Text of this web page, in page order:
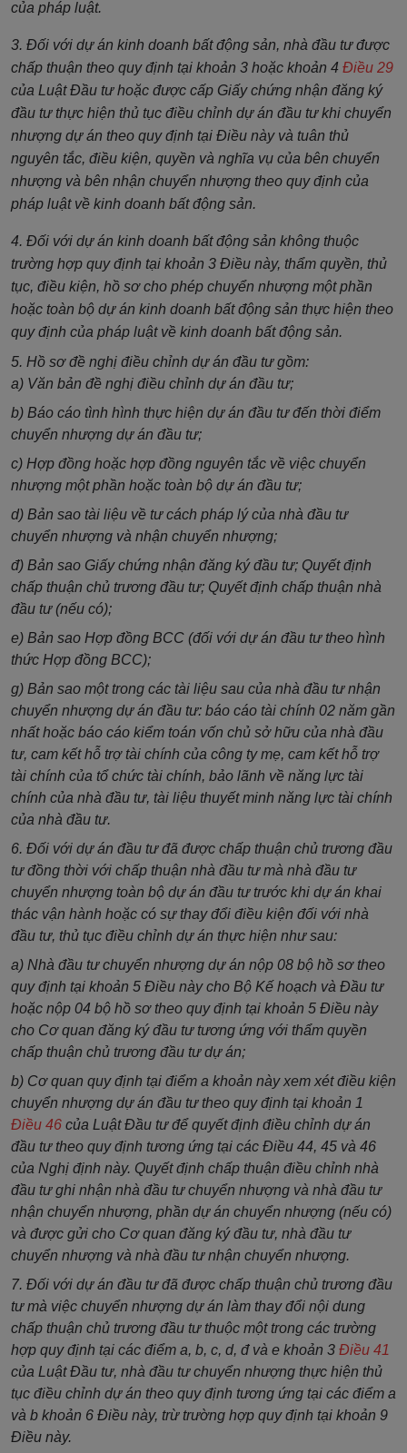
của pháp luật.
3. Đối với dự án kinh doanh bất động sản, nhà đầu tư được
chấp thuận theo quy định tại khoản 3 hoặc khoản 4 Điều 29
của Luật Đầu tư hoặc được cấp Giấy chứng nhận đăng ký
đầu tư thực hiện thủ tục điều chỉnh dự án đầu tư khi chuyển
nhượng dự án theo quy định tại Điều này và tuân thủ
nguyên tắc, điều kiện, quyền và nghĩa vụ của bên chuyển
nhượng và bên nhận chuyển nhượng theo quy định của
pháp luật về kinh doanh bất động sản.
4. Đối với dự án kinh doanh bất động sản không thuộc
trường hợp quy định tại khoản 3 Điều này, thẩm quyền, thủ
tục, điều kiện, hồ sơ cho phép chuyển nhượng một phần
hoặc toàn bộ dự án kinh doanh bất động sản thực hiện theo
quy định của pháp luật về kinh doanh bất động sản.
5. Hồ sơ đề nghị điều chỉnh dự án đầu tư gồm:
a) Văn bản đề nghị điều chỉnh dự án đầu tư;
b) Báo cáo tình hình thực hiện dự án đầu tư đến thời điểm
chuyển nhượng dự án đầu tư;
c) Hợp đồng hoặc hợp đồng nguyên tắc về việc chuyển
nhượng một phần hoặc toàn bộ dự án đầu tư;
d) Bản sao tài liệu về tư cách pháp lý của nhà đầu tư
chuyển nhượng và nhận chuyển nhượng;
đ) Bản sao Giấy chứng nhận đăng ký đầu tư; Quyết định
chấp thuận chủ trương đầu tư; Quyết định chấp thuận nhà
đầu tư (nếu có);
e) Bản sao Hợp đồng BCC (đối với dự án đầu tư theo hình
thức Hợp đồng BCC);
g) Bản sao một trong các tài liệu sau của nhà đầu tư nhận
chuyển nhượng dự án đầu tư: báo cáo tài chính 02 năm gần
nhất hoặc báo cáo kiểm toán vốn chủ sở hữu của nhà đầu
tư, cam kết hỗ trợ tài chính của công ty mẹ, cam kết hỗ trợ
tài chính của tổ chức tài chính, bảo lãnh về năng lực tài
chính của nhà đầu tư, tài liệu thuyết minh năng lực tài chính
của nhà đầu tư.
6. Đối với dự án đầu tư đã được chấp thuận chủ trương đầu
tư đồng thời với chấp thuận nhà đầu tư mà nhà đầu tư
chuyển nhượng toàn bộ dự án đầu tư trước khi dự án khai
thác vận hành hoặc có sự thay đổi điều kiện đối với nhà
đầu tư, thủ tục điều chỉnh dự án thực hiện như sau:
a) Nhà đầu tư chuyển nhượng dự án nộp 08 bộ hồ sơ theo
quy định tại khoản 5 Điều này cho Bộ Kế hoạch và Đầu tư
hoặc nộp 04 bộ hồ sơ theo quy định tại khoản 5 Điều này
cho Cơ quan đăng ký đầu tư tương ứng với thẩm quyền
chấp thuận chủ trương đầu tư dự án;
b) Cơ quan quy định tại điểm a khoản này xem xét điều kiện
chuyển nhượng dự án đầu tư theo quy định tại khoản 1
Điều 46 của Luật Đầu tư để quyết định điều chỉnh dự án
đầu tư theo quy định tương ứng tại các Điều 44, 45 và 46
của Nghị định này. Quyết định chấp thuận điều chỉnh nhà
đầu tư ghi nhận nhà đầu tư chuyển nhượng và nhà đầu tư
nhận chuyển nhượng, phần dự án chuyển nhượng (nếu có)
và được gửi cho Cơ quan đăng ký đầu tư, nhà đầu tư
chuyển nhượng và nhà đầu tư nhận chuyển nhượng.
7. Đối với dự án đầu tư đã được chấp thuận chủ trương đầu
tư mà việc chuyển nhượng dự án làm thay đổi nội dung
chấp thuận chủ trương đầu tư thuộc một trong các trường
hợp quy định tại các điểm a, b, c, d, đ và e khoản 3 Điều 41
của Luật Đầu tư, nhà đầu tư chuyển nhượng thực hiện thủ
tục điều chỉnh dự án theo quy định tương ứng tại các điểm a
và b khoản 6 Điều này, trừ trường hợp quy định tại khoản 9
Điều này.